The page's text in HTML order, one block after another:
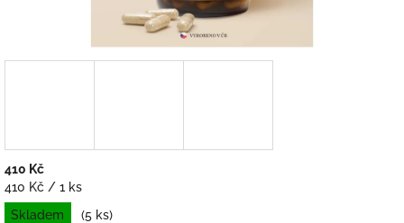
410 Kč
Měrná
cena:
410 Kč / 1 ks
Skladem
(5 ks)